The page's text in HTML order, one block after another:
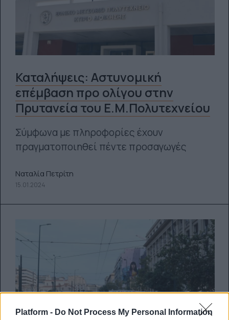
Platform - Do Not Process My Personal Information
Καταλήψεις: Αστυνομική
επέμβαση προ ολίγου στην
Πρυτανεία του Ε.Μ.Πολυτεχνείου
Σύμφωνα με πληροφορίες έχουν
πραγματοποιηθεί πέντε προσαγωγές
Ναταλία Πετρίτη
15.01.2024